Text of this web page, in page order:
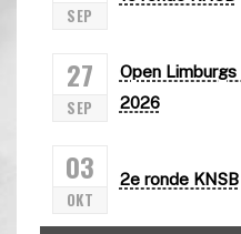
SEP
27
SEP
Open
2026
03
OKT
2e ronde KNSB